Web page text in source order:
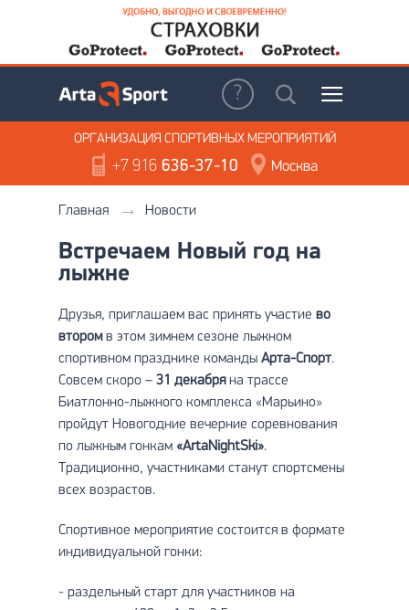
ОРГАНИЗАЦИЯ СПОРТИВНЫХ МЕРОПРИЯТИЙ
+7 916636-37-10 Москва
Главная Новости
Встречаем Новый год на
лыжне
Друзья, приглашаем вас принять участие во
второмв этом зимнем сезоне лыжном
спортивном празднике команды Арта-Спорт.
Совсем скоро – 31 декабряна трассе
Биатлонно-лыжного комплекса «Марьино»
пройдут Новогодние вечерние соревнования
по лыжным гонкам «ArtaNightSki».
Традиционно, участниками станут спортсмены
всех возрастов.
Спортивное мероприятие состоится в формате
индивидуальной гонки:
- раздельный старт для участников на